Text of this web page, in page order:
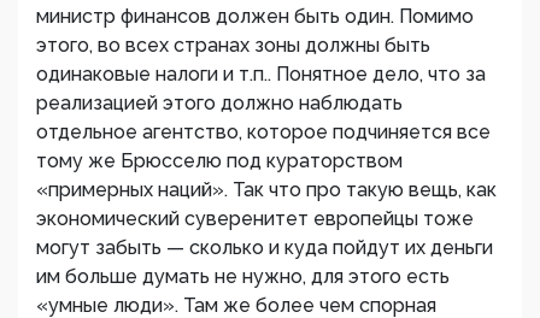
министр финансов должен быть один. Помимо
этого, во всех странах зоны должны быть
одинаковые налоги и т.п.. Понятное дело, что за
реализацией этого должно наблюдать
отдельное агентство, которое подчиняется все
тому же Брюсселю под кураторством
«примерных наций». Так что про такую вещь, как
экономический суверенитет европейцы тоже
могут забыть — сколько и куда пойдут их деньги
им больше думать не нужно, для этого есть
«умные люди». Там же более чем спорная